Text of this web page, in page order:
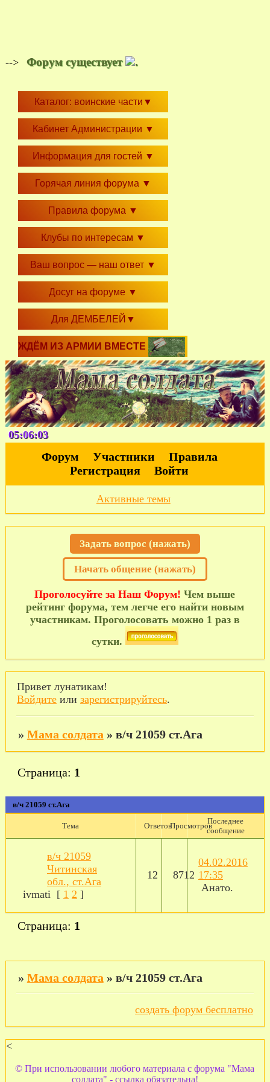
--> Форум существует .
Каталог: воинские части ▼
Кабинет Администрации ▼
Информация для гостей ▼
Горячая линия форума ▼
Правила форума ▼
Клубы по интересам ▼
Ваш вопрос — наш ответ ▼
Досуг на форуме ▼
Для ДЕМБЕЛЕЙ ▼
ЖДЁМ ИЗ АРМИИ ВМЕСТЕ
05:06:03
Форум Участники
Правила
Регистрация
Войти
Активные темы
Задать вопрос (нажать)
Начать общение (нажать)
Проголосуйте за Наш Форум! Чем выше
рейтинг форума, тем легче его найти новым
участникам. Проголосовать можно 1 раз в
сутки.
Привет лунатикам!
Войдитеили зарегистрируйтесь.
» Мама солдата » в/ч 21059 ст.Ага
в/ч 21059 ст.Ага
Страница: 1
Тема ОтветовПросмотров
Последнее
сообщение
в/ч 21059
Читинская
обл., ст.Ага
ivmati [ 1 2 ]
12 8712
04.02.2016
17:35
Анато.
Страница: 1
» Мама солдата » в/ч 21059 ст.Ага
создать форум бесплатно
<
© При использовании любого материала с форума "Мама
солдата" - ссылка обязательна!